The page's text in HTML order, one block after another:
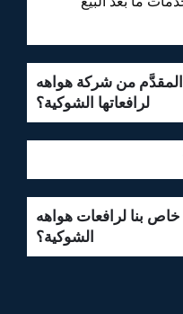
المقدَّم من شركة هواهه
لرافعاتها الشوكية؟
خاص بنا لرافعات هواهه
الشوكية؟